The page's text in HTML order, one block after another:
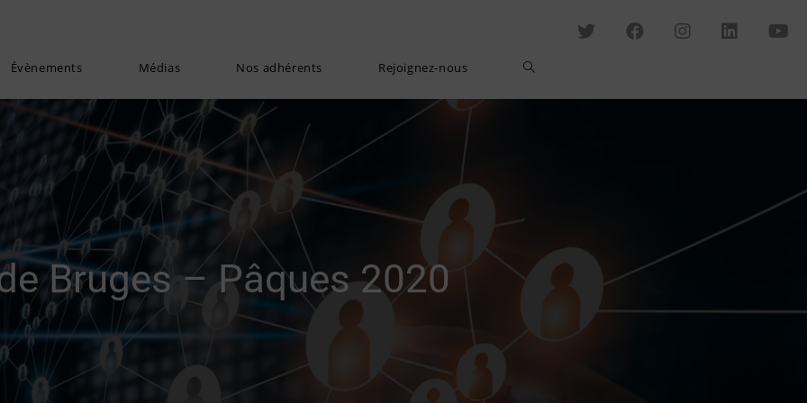
Évènements Médias Nos adhérents Rejoignez-nous Toggle
website
Bruges – Pâques 2020